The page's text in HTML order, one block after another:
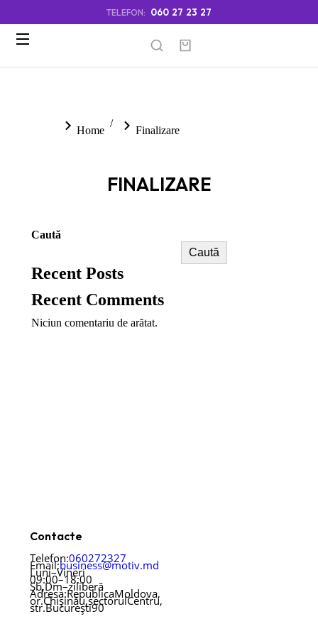
TELEFON: 060 27 23 27
You are here:
Home Finalizare
FINALIZARE
Caută
Caută
Recent Posts
Recent Comments
Niciun comentariu de arătat.
Contacte
Telefon:060 27 23 27
Email:business@motiv.md
Luni – Vineri
09:00 – 18:00
Sb, Dm – zi liberă
Adresa: Republica Moldova,
or. Chișinău, sectorul Centru,
str. București 90